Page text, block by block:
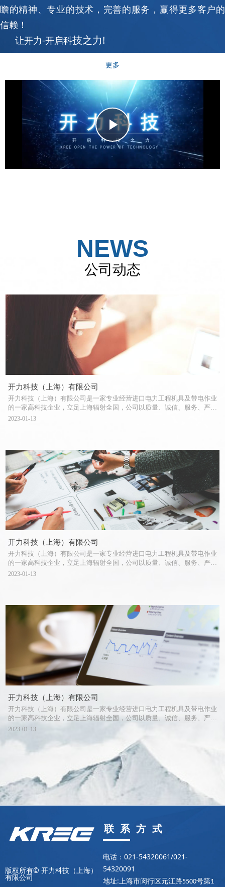
瞻的精神、专业的技术，完善的服务，赢得更多客户的
信赖！
让开力-开启科技之力!
更多
Play
Video
开力科技（上海）有限公司
开力科技（上海）有限公司是一家专业经营进口电力工程机具及带电作业
的一家高科技企业，立足上海辐射全国，公司以质量、诚信、服务、严
谨、创新为原则。企业特色：产品均自美、日、德、法等国择优引进，并
业仪器仪表。公司为客户提供24小时售前、售中、售后服务。我们以专
业精神和技术，诚信稳健经营，使企业不断成长与发展。
2023-01-13
开力科技（上海）有限公司
开力科技（上海）有限公司是一家专业经营进口电力工程机具及带电作业
的一家高科技企业，立足上海辐射全国，公司以质量、诚信、服务、严
谨、创新为原则。企业特色：产品均自美、日、德、法等国择优引进，并
业仪器仪表。公司为客户提供24小时售前、售中、售后服务。我们以专
业精神和技术，诚信稳健经营，使企业不断成长与发展。
2023-01-13
开力科技（上海）有限公司
开力科技（上海）有限公司是一家专业经营进口电力工程机具及带电作业
的一家高科技企业，立足上海辐射全国，公司以质量、诚信、服务、严
谨、创新为原则。企业特色：产品均自美、日、德、法等国择优引进，并
孔、弯曲施工机具、输配电架空张力放线、电缆地下牵引设备、高空防
坠、带电作业、工安防护用产品、专业铜排切断、冲孔、弯曲加工机及专
业仪器仪表。公司为客户提供24小时售前、售中、售后服务。我们以专
业精神和技术，诚信稳健经营，使企业不断成长与发展。
2023-01-13
NEWS
公司动态
版权所有© 开力科技（上海）
有限公司
联 系 方 式
电话：021-54320061/021-
54320091
地址:上海市闵行区元江路5500号第1